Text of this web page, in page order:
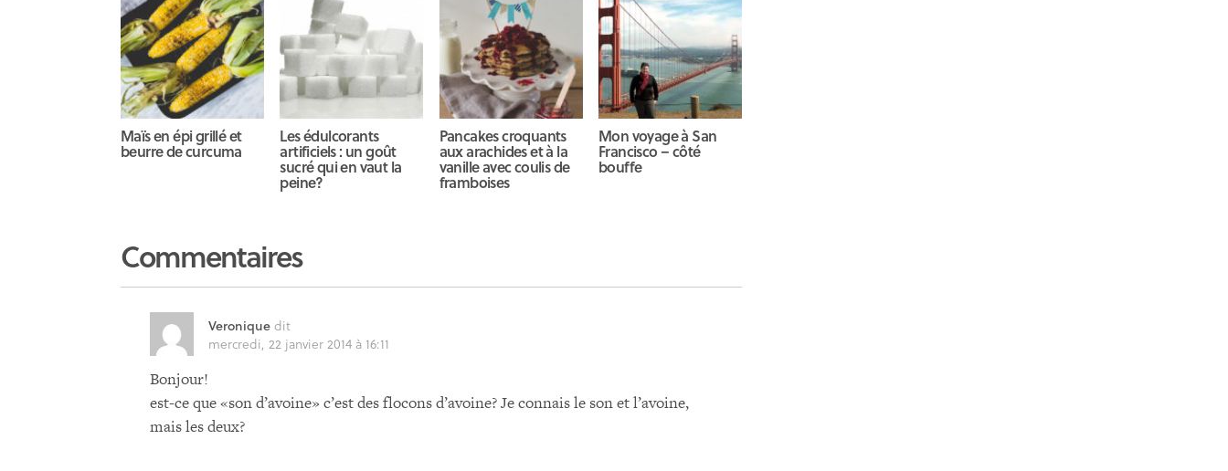
Maïs en épi grillé et
beurre de curcuma
Les édulcorants
artificiels : un goût
sucré qui en vaut la
peine?
Pancakes croquants
aux arachides et à la
vanille avec coulis de
framboises
Mon voyage à San
Francisco – côté
bouffe
Commentaires
Veroniquedit
mercredi, 22 janvier 2014 à 16:11
Bonjour!
est-ce que «son d’avoine» c’est des flocons d’avoine? Je connais le son et l’avoine,
mais les deux?